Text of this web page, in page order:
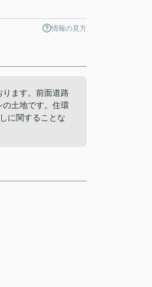
情報の見方
ます。前面道路
土地です。住環
に関することな